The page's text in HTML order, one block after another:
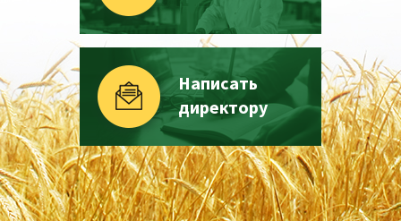
Написать
директору